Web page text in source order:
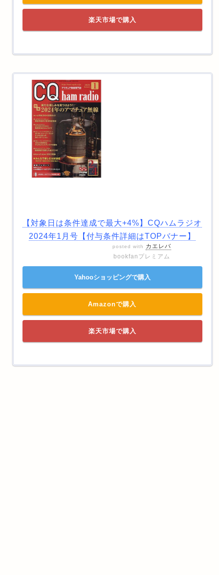
楽天市場で購入
【対象日は条件達成で最大+4%】CQハムラジオ
2024年1月号【付与条件詳細はTOPバナー】
posted with
カエレバ
bookfanプレミアム
Yahooショッピングで購入
Amazonで購入
楽天市場で購入